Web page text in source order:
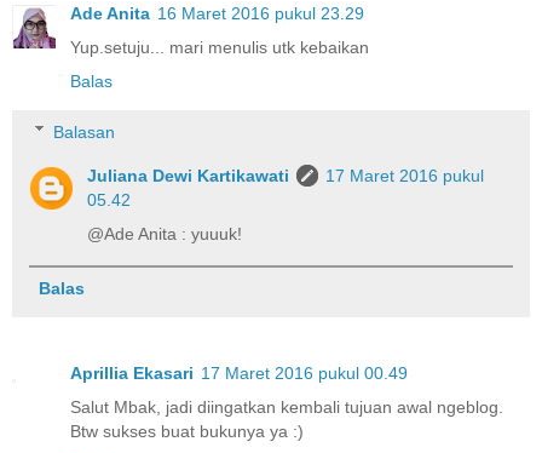
Ade Anita 16 Maret 2016 pukul 23.29
Yup.setuju... mari menulis utk kebaikan
Balas
Balasan
Juliana Dewi Kartikawati
17 Maret 2016 pukul
05.42
@Ade Anita : yuuuk!
Balas
Aprillia Ekasari 17 Maret 2016 pukul 00.49
Salut Mbak, jadi diingatkan kembali tujuan awal ngeblog.
Btw sukses buat bukunya ya :)